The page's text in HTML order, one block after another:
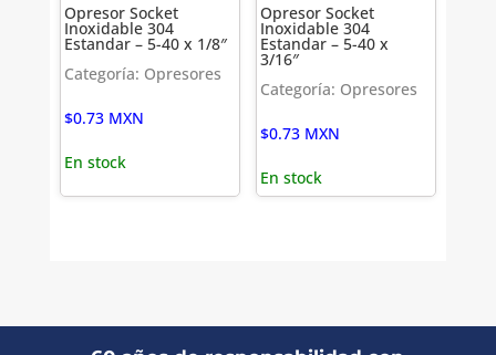
Opresor Socket
Inoxidable 304
Estandar – 5-40 x 1/8″
Categoría: Opresores
$0.73 MXN
En stock
Opresor Socket
Inoxidable 304
Estandar – 5-40 x
3/16″
Categoría: Opresores
$0.73 MXN
En stock